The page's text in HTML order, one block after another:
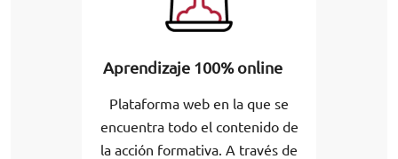
Aprendizaje 100% online
Plataforma web en la que se
encuentra todo el contenido de
la acción formativa. A través de